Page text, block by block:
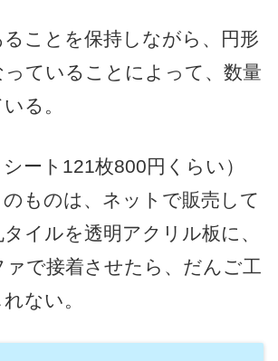
ことを保持しながら、円形
ていることによって、数量
る。
ート121枚800円くらい）
のものは、ネットで販売して
イルを透明アクリル板に、
で接着させたら、だんご工
ない。